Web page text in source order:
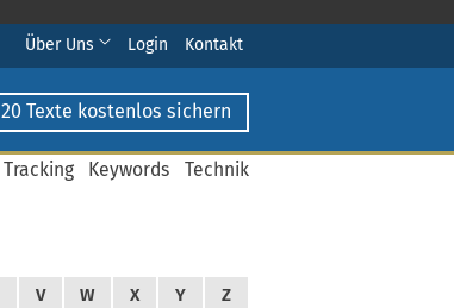
Über Uns Login Kontakt
20 Texte kostenlos sichern
Tracking Keywords Technik
V W X Y Z